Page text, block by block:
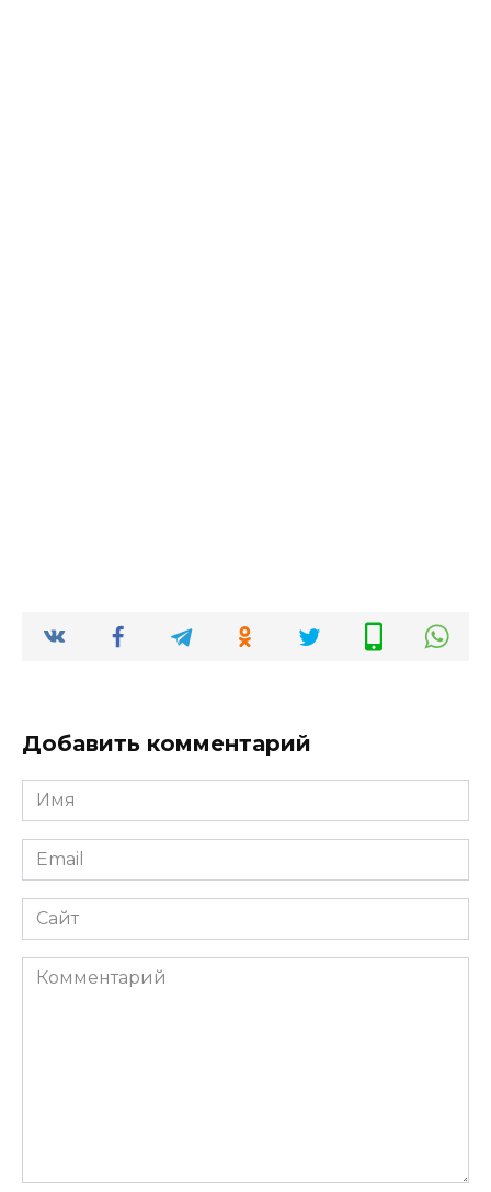
Добавить комментарий
Имя
*
Email
*
Сайт
Комментарий